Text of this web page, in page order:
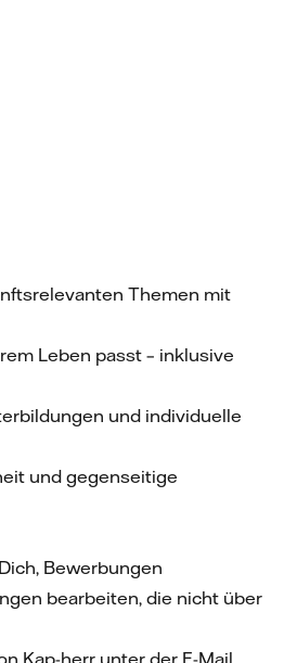
Themen mit
Leben passt – inklusive
und individuelle
und gegenseitige
Bewerbungen
bearbeiten, die nicht über
Kap-herr unter der E-Mail